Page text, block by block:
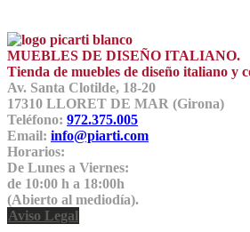
MUEBLES DE DISEÑO ITALIANO.
Tienda de muebles de diseño italiano
Av. Santa Clotilde, 18-20
17310 LLORET DE MAR (Girona)
Teléfono: 972.375.005
Email: info@piarti.com
Horarios:
De Lunes a Viernes:
de 10:00 h a 18:00h
(Abierto al mediodía).
Aviso Legal